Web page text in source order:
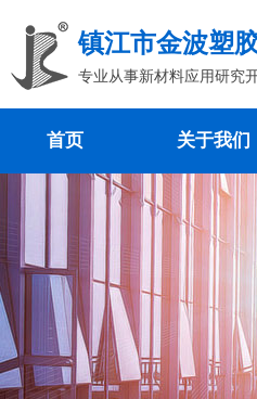
镇江市金波塑
专业从事新材料应用研究
首页 关于我们